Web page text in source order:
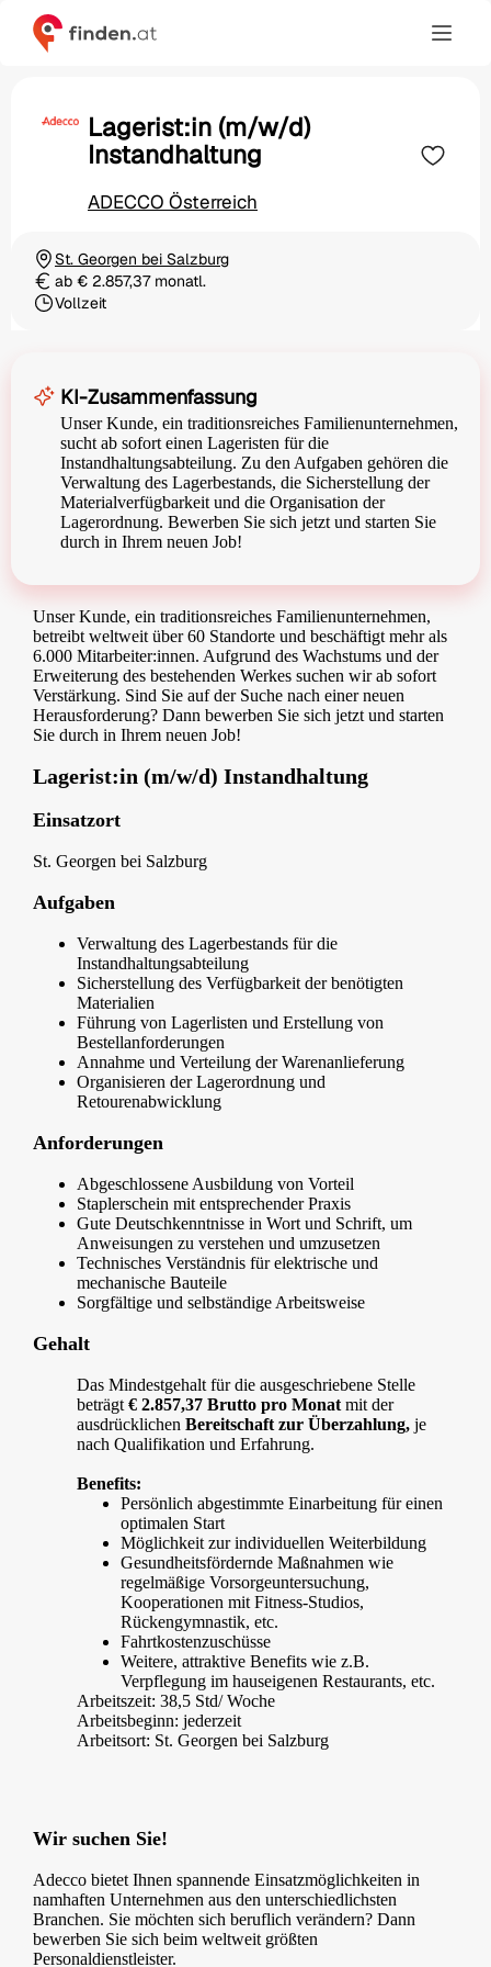
Lagerist:in (m/w/d)
Instandhaltung
ADECCO Österreich
Ortschaft
St. Georgen bei Salzburg
Gehaltab € 2.857,37 monatl.
Beschäftigungsart
Vollzeit
KI-Zusammenfassung
Unser Kunde, ein traditionsreiches Familienunternehmen,
sucht ab sofort einen Lageristen für die
Instandhaltungsabteilung. Zu den Aufgaben gehören die
Verwaltung des Lagerbestands, die Sicherstellung der
Materialverfügbarkeit und die Organisation der
Lagerordnung. Bewerben Sie sich jetzt und starten Sie
durch in Ihrem neuen Job!
Unser Kunde, ein traditionsreiches Familienunternehmen,
betreibt weltweit über 60 Standorte und beschäftigt mehr als
6.000 Mitarbeiter:innen. Aufgrund des Wachstums und der
Erweiterung des bestehenden Werkes suchen wir ab sofort
Verstärkung. Sind Sie auf der Suche nach einer neuen
Herausforderung? Dann bewerben Sie sich jetzt und starten
Sie durch in Ihrem neuen Job!
Lagerist:in (m/w/d) Instandhaltung
Einsatzort
St. Georgen bei Salzburg
Aufgaben
Verwaltung des Lagerbestands für die
Instandhaltungsabteilung
Sicherstellung des Verfügbarkeit der benötigten
Materialien
Führung von Lagerlisten und Erstellung von
Bestellanforderungen
Annahme und Verteilung der Warenanlieferung
Organisieren der Lagerordnung und
Retourenabwicklung
Anforderungen
Abgeschlossene Ausbildung von Vorteil
Staplerschein mit entsprechender Praxis
Gute Deutschkenntnisse in Wort und Schrift, um
Anweisungen zu verstehen und umzusetzen
Technisches Verständnis für elektrische und
mechanische Bauteile
Sorgfältige und selbständige Arbeitsweise
Gehalt
Das Mindestgehalt für die ausgeschriebene Stelle
beträgt € 2.857,37 Brutto pro Monat mit der
ausdrücklichen Bereitschaft zur Überzahlung, je
nach Qualifikation und Erfahrung.
Benefits:
Persönlich abgestimmte Einarbeitung für einen
optimalen Start
Möglichkeit zur individuellen Weiterbildung
Gesundheitsfördernde Maßnahmen wie
regelmäßige Vorsorgeuntersuchung,
Kooperationen mit Fitness-Studios,
Rückengymnastik, etc.
Fahrtkostenzuschüsse
Weitere, attraktive Benefits wie z.B.
Verpflegung im hauseigenen Restaurants, etc.
Arbeitszeit: 38,5 Std/ Woche
Arbeitsbeginn: jederzeit
Arbeitsort: St. Georgen bei Salzburg
Wir suchen Sie!
Adecco bietet Ihnen spannende Einsatzmöglichkeiten in
namhaften Unternehmen aus den unterschiedlichsten
Branchen. Sie möchten sich beruflich verändern? Dann
bewerben Sie sich beim weltweit größten
Personaldienstleister.